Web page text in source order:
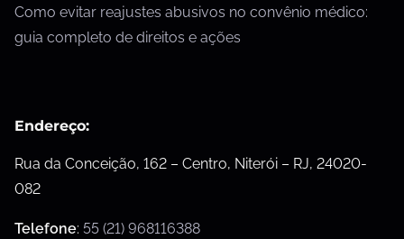
Como evitar reajustes abusivos no convênio médico:
guia completo de direitos e ações
Endereço:
Rua da Conceição, 162 – Centro, Niterói – RJ, 24020-
082
Telefone: 55 (21) 968116388